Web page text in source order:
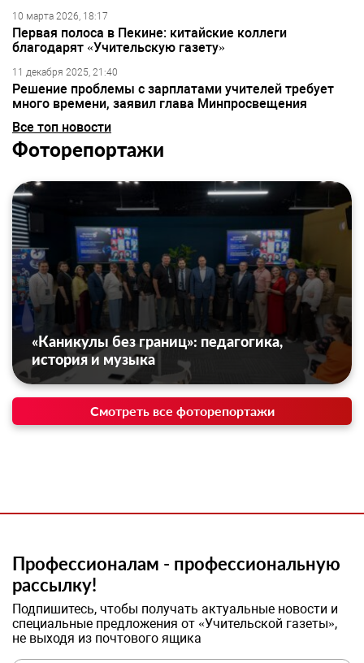
10 марта 2026, 18:17
Первая полоса в Пекине: китайские коллеги
благодарят «Учительскую газету»
11 декабря 2025, 21:40
Решение проблемы с зарплатами учителей требует
много времени, заявил глава Минпросвещения
Все топ новости
Фоторепортажи
«Каникулы без границ»: педагогика,
история и музыка
Смотреть все фоторепортажи
Профессионалам - профессиональную
рассылку!
Подпишитесь, чтобы получать актуальные новости и
специальные предложения от «Учительской газеты»,
не выходя из почтового ящика